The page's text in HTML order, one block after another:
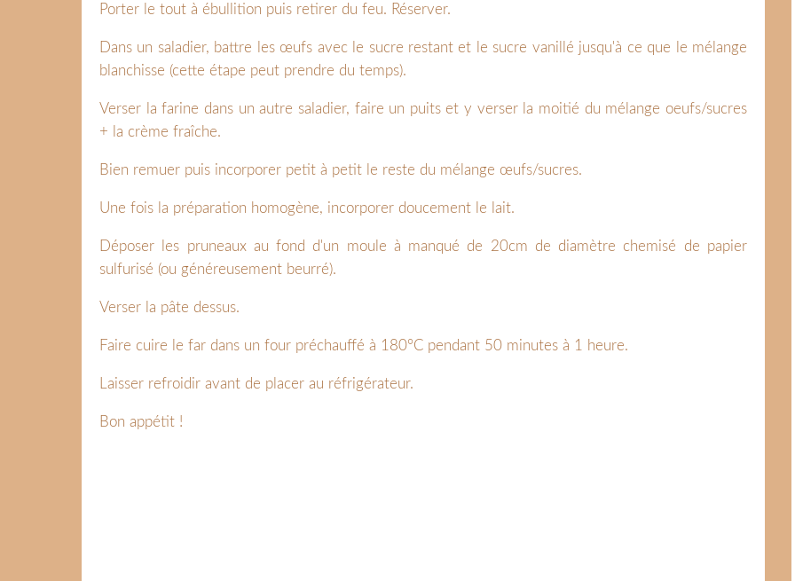
Porter le tout à ébullition puis retirer du feu. Réserver.
Dans un saladier, battre les œufs avec le sucre restant et le sucre vanillé jusqu'à ce que le mélange
blanchisse (cette étape peut prendre du temps).
Verser la farine dans un autre saladier, faire un puits et y verser la moitié du mélange oeufs/sucres
+ la crème fraîche.
Bien remuer puis incorporer petit à petit le reste du mélange œufs/sucres.
Une fois la préparation homogène, incorporer doucement le lait.
Déposer les pruneaux au fond d'un moule à manqué de 20cm de diamètre chemisé de papier
sulfurisé (ou généreusement beurré).
Verser la pâte dessus.
Faire cuire le far dans un four préchauffé à 180°C pendant 50 minutes à 1 heure.
Laisser refroidir avant de placer au réfrigérateur.
Bon appétit !